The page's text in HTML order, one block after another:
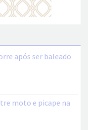
após ser baleado
moto e picape na